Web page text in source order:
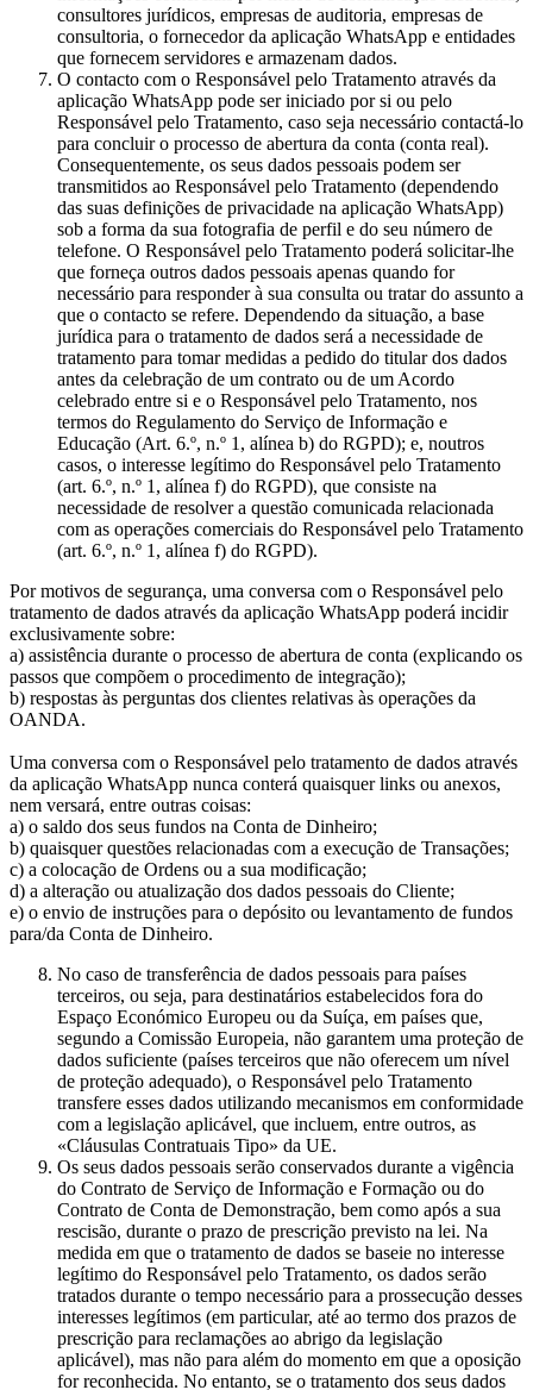
consultores jurídicos, empresas de auditoria, empresas de
consultoria, o fornecedor da aplicação WhatsApp e entidades
que fornecem servidores e armazenam dados.
O contacto com o Responsável pelo Tratamento através da
aplicação WhatsApp pode ser iniciado por si ou pelo
Responsável pelo Tratamento, caso seja necessário contactá-lo
para concluir o processo de abertura da conta (conta real).
Consequentemente, os seus dados pessoais podem ser
transmitidos ao Responsável pelo Tratamento (dependendo
das suas definições de privacidade na aplicação WhatsApp)
sob a forma da sua fotografia de perfil e do seu número de
telefone. O Responsável pelo Tratamento poderá solicitar-lhe
que forneça outros dados pessoais apenas quando for
necessário para responder à sua consulta ou tratar do assunto a
que o contacto se refere. Dependendo da situação, a base
jurídica para o tratamento de dados será a necessidade de
tratamento para tomar medidas a pedido do titular dos dados
antes da celebração de um contrato ou de um Acordo
celebrado entre si e o Responsável pelo Tratamento, nos
termos do Regulamento do Serviço de Informação e
Educação (Art. 6.º, n.º 1, alínea b) do RGPD); e, noutros
casos, o interesse legítimo do Responsável pelo Tratamento
(art. 6.º, n.º 1, alínea f) do RGPD), que consiste na
necessidade de resolver a questão comunicada relacionada
com as operações comerciais do Responsável pelo Tratamento
(art. 6.º, n.º 1, alínea f) do RGPD).
Por motivos de segurança, uma conversa com o Responsável pelo
tratamento de dados através da aplicação WhatsApp poderá incidir
exclusivamente sobre:
a) assistência durante o processo de abertura de conta (explicando os
passos que compõem o procedimento de integração);
b) respostas às perguntas dos clientes relativas às operações da
OANDA.
Uma conversa com o Responsável pelo tratamento de dados através
da aplicação WhatsApp nunca conterá quaisquer links ou anexos,
nem versará, entre outras coisas:
a) o saldo dos seus fundos na Conta de Dinheiro;
b) quaisquer questões relacionadas com a execução de Transações;
c) a colocação de Ordens ou a sua modificação;
d) a alteração ou atualização dos dados pessoais do Cliente;
e) o envio de instruções para o depósito ou levantamento de fundos
para/da Conta de Dinheiro.
No caso de transferência de dados pessoais para países
terceiros, ou seja, para destinatários estabelecidos fora do
Espaço Económico Europeu ou da Suíça, em países que,
segundo a Comissão Europeia, não garantem uma proteção de
dados suficiente (países terceiros que não oferecem um nível
de proteção adequado), o Responsável pelo Tratamento
transfere esses dados utilizando mecanismos em conformidade
com a legislação aplicável, que incluem, entre outros, as
«Cláusulas Contratuais Tipo» da UE.
Os seus dados pessoais serão conservados durante a vigência
do Contrato de Serviço de Informação e Formação ou do
Contrato de Conta de Demonstração, bem como após a sua
rescisão, durante o prazo de prescrição previsto na lei. Na
medida em que o tratamento de dados se baseie no interesse
legítimo do Responsável pelo Tratamento, os dados serão
tratados durante o tempo necessário para a prossecução desses
interesses legítimos (em particular, até ao termo dos prazos de
prescrição para reclamações ao abrigo da legislação
aplicável), mas não para além do momento em que a oposição
for reconhecida. No entanto, se o tratamento dos seus dados